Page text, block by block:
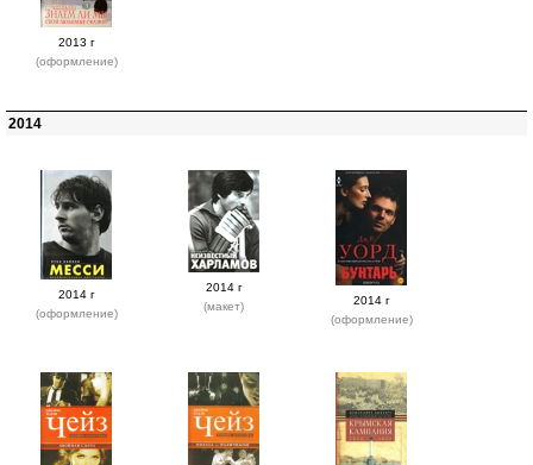
2013 г
(оформление)
2014
2014 г
(оформление)
2014 г
(макет)
2014 г
(оформление)